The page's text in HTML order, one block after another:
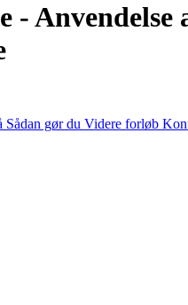
- Anvendelse
Sådan gør du Videre forløb